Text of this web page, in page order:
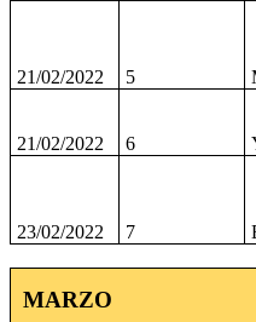
21/02/2022 5
21/02/2022 6
23/02/2022 7
MARZO